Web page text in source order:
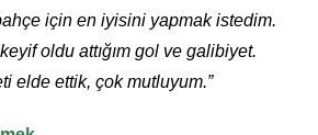
için en iyisini yapmak istedim.
oldu attığım gol ve galibiyet.
elde ettik, çok mutluyum.”